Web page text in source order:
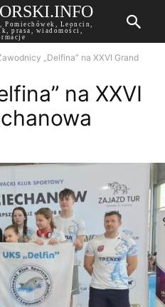
Leoncin,
prasa, wiadomości,
„Delfina” na XXVI Grand
na XXVI